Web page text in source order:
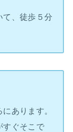
て、徒歩５分
あります。
すぐそこで